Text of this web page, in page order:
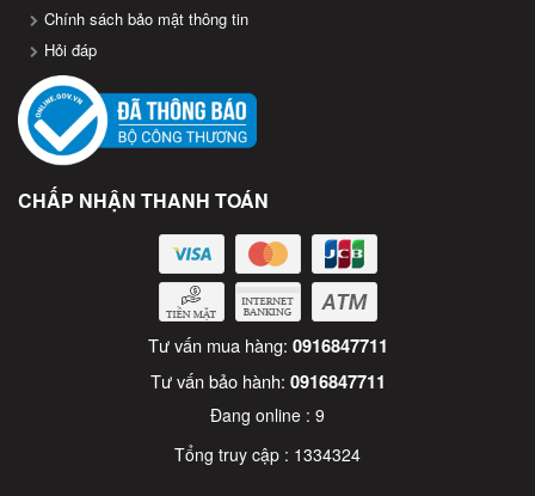
Chính sách bảo mật thông tin
Hỏi đáp
CHẤP NHẬN THANH TOÁN
Tư vấn mua hàng: 0916847711
Tư vấn bảo hành: 0916847711
Đang online : 9
Tổng truy cập : 1334324